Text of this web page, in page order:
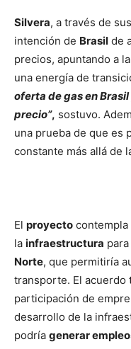
Silvera, a través de
intención de Brasil de
precios, apuntando a
una energía de
oferta de gas en
precio”, sostuvo.
una prueba de que es
constante más allá de
El proyecto contempla
la infraestructura
Norte, que permitiría
transporte. El acuerdo
participación de
desarrollo de la
podría generar